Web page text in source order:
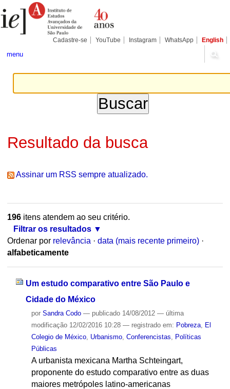
para
conteúdo.
Pessoais
Cadastre-se YouTube Instagram WhatsApp English
menu
Resultado da busca
Assinar um RSS sempre atualizado.
196itens atendem ao seu critério.
Filtrar os resultados
Ordenar por relevância · data (mais recente primeiro) ·
alfabeticamente
Um estudo comparativo entre São Paulo e
Cidade do México
por Sandra Codo — publicado14/08/2012 — última
modificação12/02/2016 10:28 — registrado em: Pobreza,
El
Colegio de México, Urbanismo, Conferencistas
Políticas
Públicas
A urbanista mexicana Martha Schteingart,
proponente do estudo comparativo entre as duas
maiores metrópoles latino-americanas